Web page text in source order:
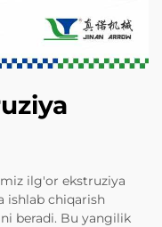
ilg'or ekstruziya
ishlab chiqarish
beradi. Bu yangilik